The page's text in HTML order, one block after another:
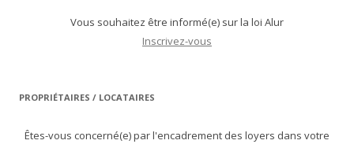
Vous souhaitez être informé(e) sur la loi Alur
Inscrivez-vous
PROPRIÉTAIRES / LOCATAIRES
Êtes-vous concerné(e) par l'encadrement des loyers dans votre